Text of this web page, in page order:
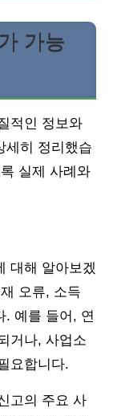
가능
적인 정보와
세히 정리했습
실제 사례와
대해 알아보겠
오류, 소득
. 예를 들어, 연
거나, 사업소
요합니다.
고의 주요 사